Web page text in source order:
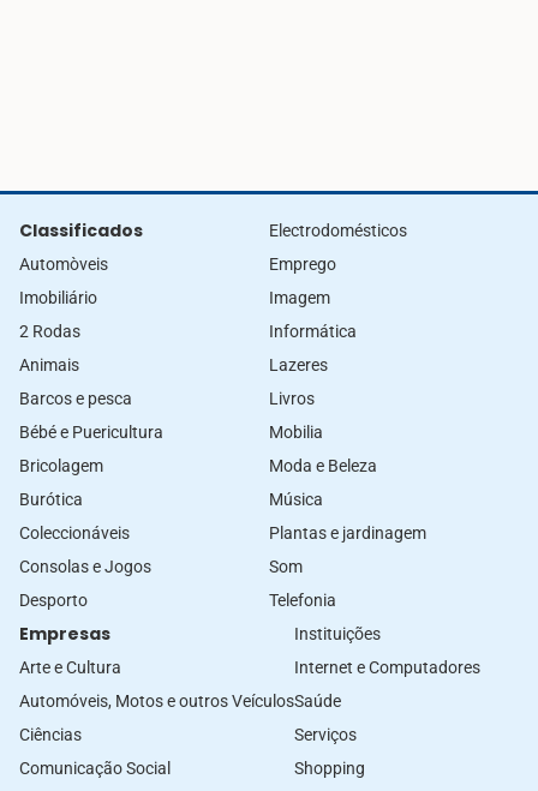
Classificados
Automòveis
Imobiliário
2 Rodas
Animais
Barcos e pesca
Bébé e Puericultura
Bricolagem
Burótica
Coleccionáveis
Consolas e Jogos
Desporto
Electrodomésticos
Emprego
Imagem
Informática
Lazeres
Livros
Mobilia
Moda e Beleza
Música
Plantas e jardinagem
Som
Telefonia
Empresas
Arte e Cultura
Automóveis, Motos e outros Veículos
Ciências
Comunicação Social
Instituições
Internet e Computadores
Saúde
Serviços
Shopping